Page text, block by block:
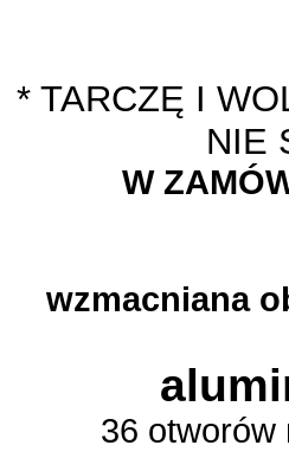
* TARCZĘ I
NIE
W
wzmacniana
36 otworów